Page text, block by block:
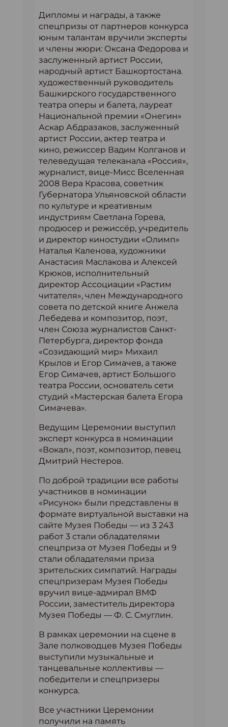
Дипломы и награды, а также
спецпризы от партнеров конкурса
юным талантам вручили эксперты
и члены жюри: Оксана Федорова и
заслуженный артист России,
народный артист Башкортостана.
художественный руководитель
Башкирского государственного
театра оперы и балета, лауреат
Национальной премии «Онегин»
Аскар Абдразаков, заслуженный
артист России, актер театра и
кино, режиссер Вадим Колганов и
телеведущая телеканала «Россия»,
журналист, вице-Мисс Вселенная
2008 Вера Красова, советник
Губернатора Ульяновской области
по культуре и креативным
индустриям Светлана Горева,
продюсер и режиссёр, учредитель
и директор киностудии «Олимп»
Наталья Каленова, художники
Анастасия Маслакова и Алексей
Крюков, исполнительный
директор Ассоциации «Растим
читателя», член Международного
совета по детской книге Анжела
Лебедева и композитор, поэт,
член Союза журналистов Санкт-
Петербурга, директор фонда
«Созидающий мир» Михаил
Крылов и Егор Симачев, а также
Егор Симачев, артист Большого
театра России, основатель сети
студий «Мастерская балета Егора
Симачева».
Ведущим Церемонии выступил
эксперт конкурса в номинации
«Вокал», поэт, композитор, певец
Дмитрий Нестеров.
По доброй традиции все работы
участников в номинации
«Рисунок» были представлены в
формате виртуальной выставки на
сайте Музея Победы — из 3 243
работ 3 стали обладателями
спецприза от Музея Победы и 9
стали обладателями приза
зрительских симпатий. Награды
спецпризерам Музея Победы
вручил вице-адмирал ВМФ
России, заместитель директора
Музея Победы — Ф. С. Смуглин.
В рамках церемонии на сцене в
Зале полководцев Музея Победы
выступили музыкальные и
танцевальные коллективы —
победители и спецпризеры
конкурса.
Все участники Церемонии
получили на память